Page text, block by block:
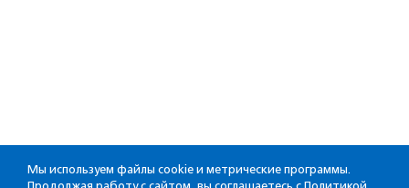
Мы используем файлы cookie и метрические программы.